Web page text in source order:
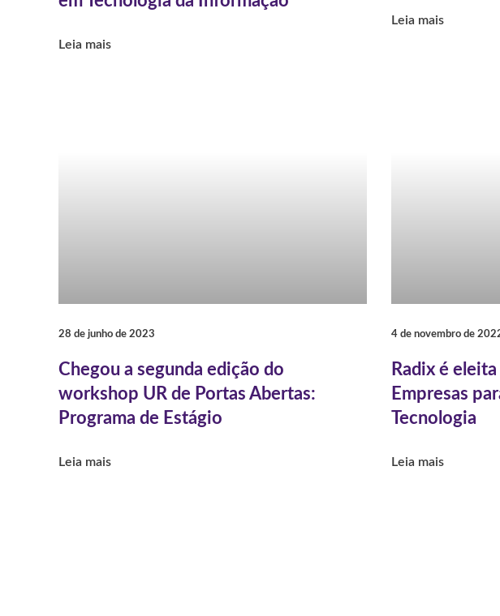
Leia mais
Leia mais
Chegou a segunda edição do
workshop UR de Portas Abertas:
Programa de Estágio
Leia mais
28 de junho de 2023
Radix é
Empresas
Tecnologia
Leia mais
4 de novembro de